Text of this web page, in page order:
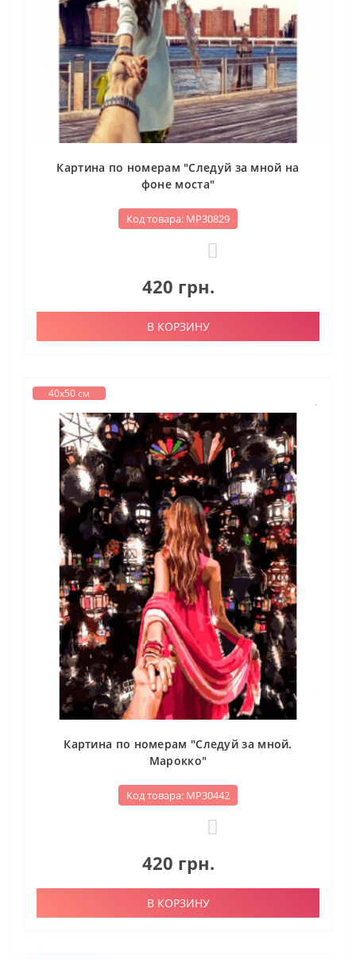
Картина по номерам "Следуй за мной на
фоне моста"
Код товара: МР30829
420 грн.
В КОРЗИНУ
40х50 см
Картина по номерам "Следуй за мной.
Марокко"
Код товара: МР30442
420 грн.
В КОРЗИНУ